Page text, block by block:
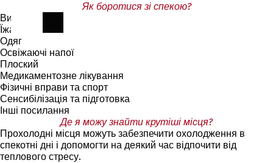
Як боротися зі спекою?
Випий.
Їжа
Одяг
Освіжаючі напої
Плоский
Медикаментозне лікування
Фізичні вправи та спорт
Сенсибілізація та підготовка
Інші посилання
Де я можу знайти крутіші місця?
Прохолодні місця можуть забезпечити охолодження в
спекотні дні і допомогти на деякий час відпочити від
теплового стресу.